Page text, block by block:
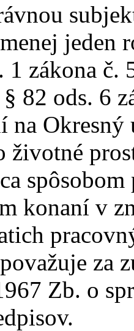
jeden
zákona č.
82 ods. 6
na
životné
konaní v
za
Zb. o